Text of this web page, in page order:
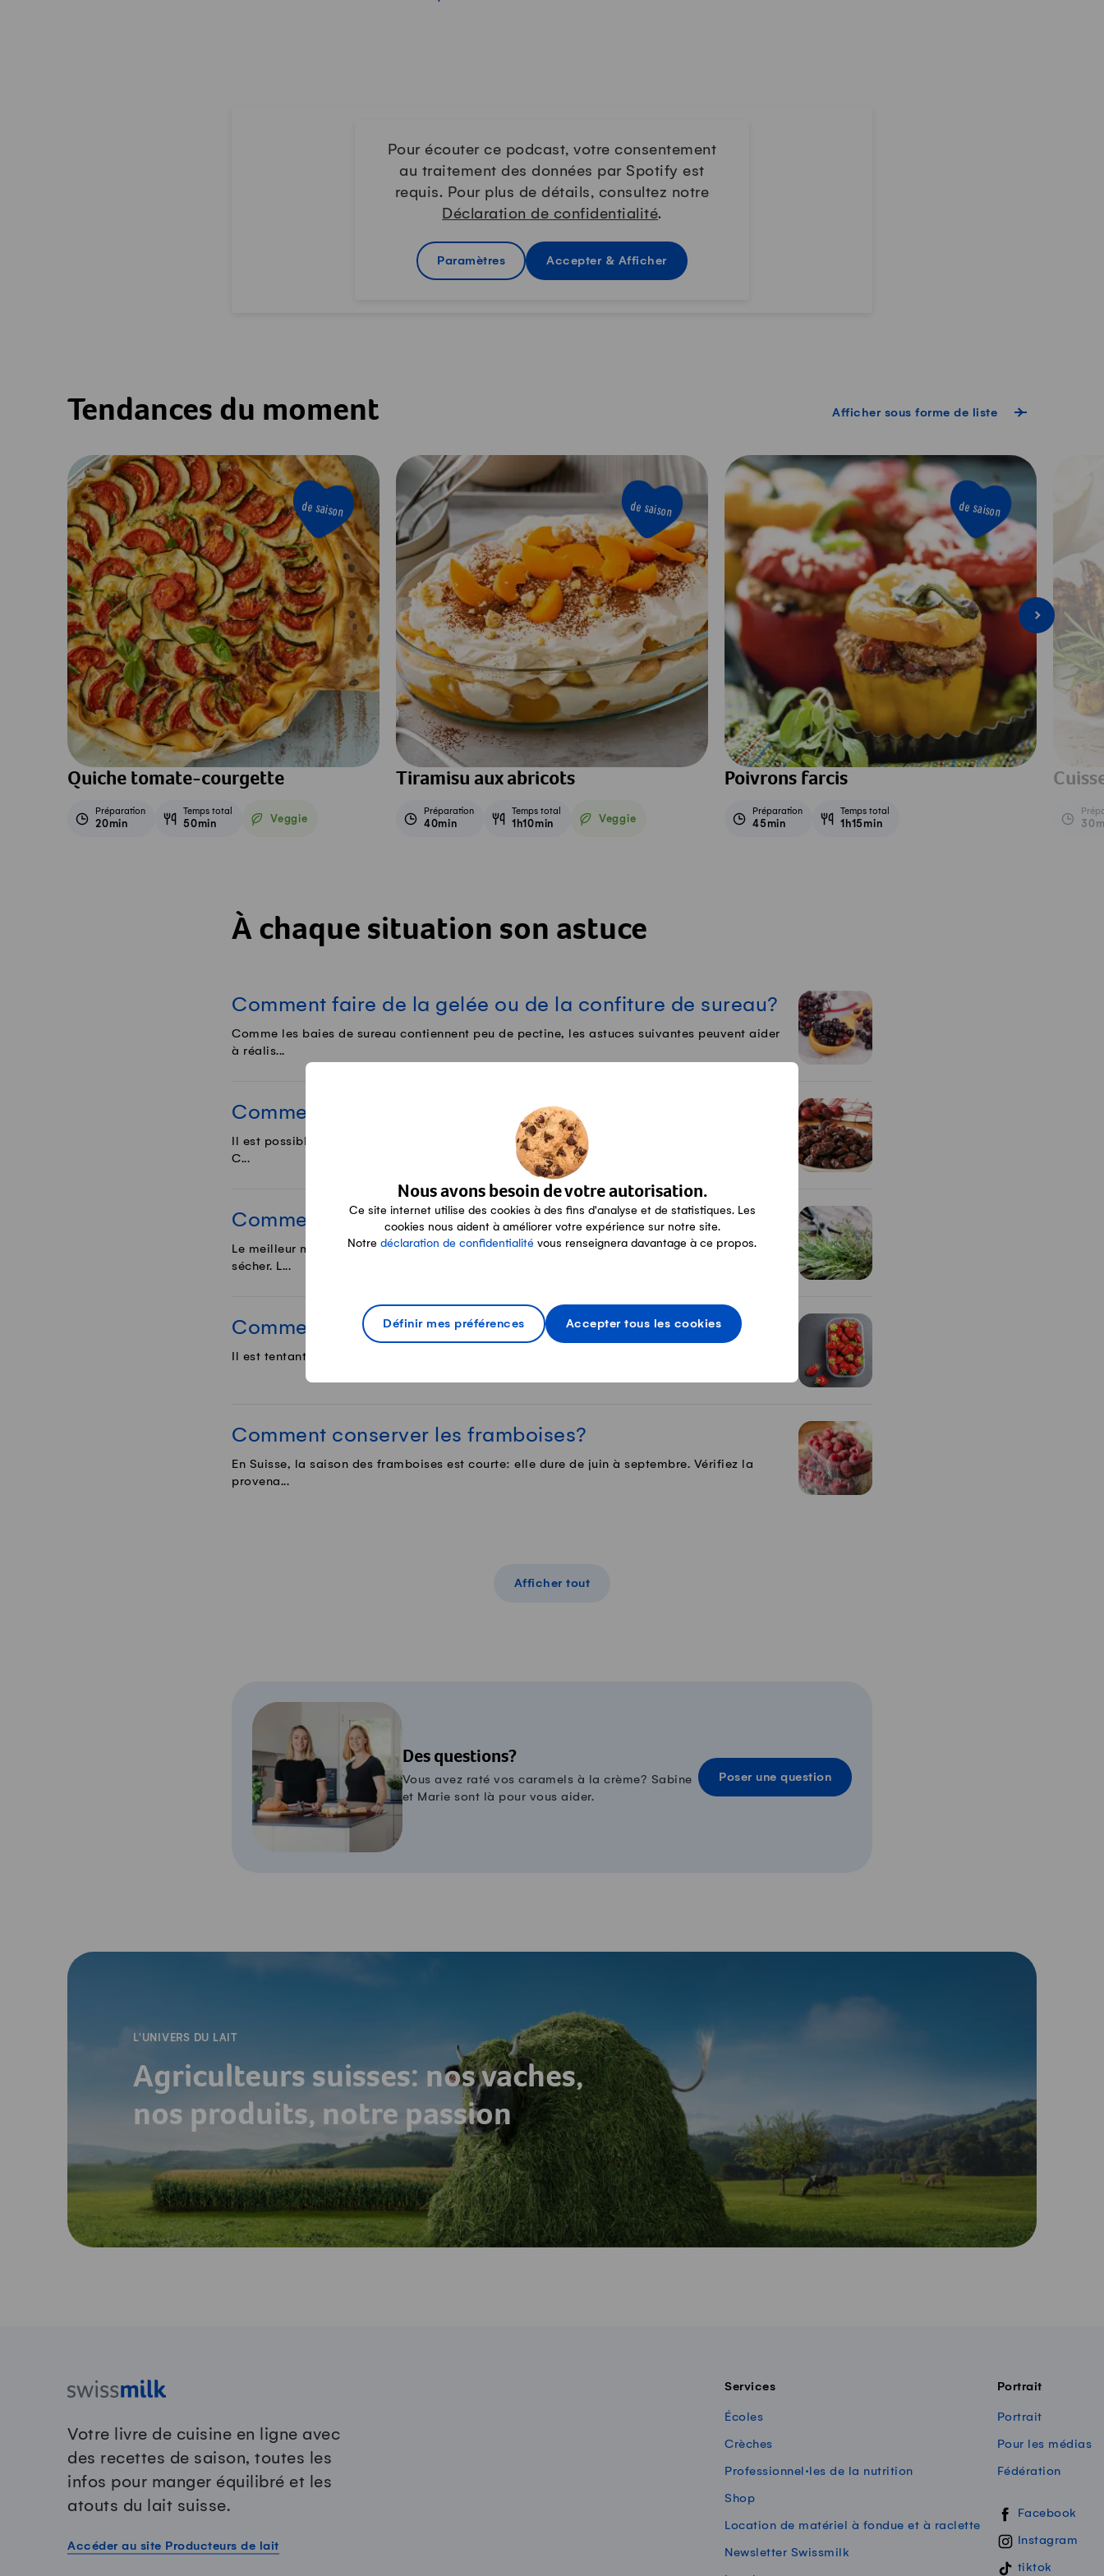
Nous avons besoin de votre autorisation.
Ce site internet utilise des cookies à des fins d'analyse et de statistiques. Les
cookies nous aident à améliorer votre expérience sur notre site.
Notre déclaration de confidentialité vous renseignera davantage à ce propos.
Définir mes préférences Accepter tous les cookies
Pour écouter ce podcast, votre consentement
au traitement des données par Spotify est
requis. Pour plus de détails, consultez notre
Déclaration de confidentialité.
Paramètres Accepter & Afficher
Tendances du moment Afficher sous forme de liste
de saison
Quiche tomate-courgette
Préparation
20min
Temps total
50min Veggie
Veggie
de saison
Tiramisu aux abricots
Préparation
40min
Temps total
1h10min Veggie
Veggie
de saison
Poivrons farcis
Préparation
45min
Temps total
1h15min
À chaque situation son astuce
Comment faire de la gelée ou de la confiture de sureau?
Comme les baies de sureau contiennent peu de pectine, les astuces suivantes peuvent aider
à réalis...
Comment conserver des cerises?
Il est possible de déshydrater des cerises afin de les conserver pour l'hiver. Séchage au four:
C...
Comment sécher des fines herbes?
Le meilleur moyen pour conserver certaines herbes aromatiques jusqu'à l'hiver est de les
sécher. L...
Comment conserver les fraises?
Il est tentant d'acheter des fraises étrangères, car elles arrivent plus tôt sur les étals que l...
Comment conserver les framboises?
En Suisse, la saison des framboises est courte: elle dure de juin à septembre. Vérifiez la
provena...
Afficher tout
Des questions?
Vous avez raté vos caramels à la crème? Sabine
et Marie sont là pour vous aider.
Poser une question
L'UNIVERS DU LAIT
Agriculteurs suisses: nos vaches,
nos produits, notre passion
Votre livre de cuisine en ligne avec
des recettes de saison, toutes les
infos pour manger équilibré et les
atouts du lait suisse.
Accéder au site Producteurs de lait
Services
Écoles
Crèches
Professionnel·les de la nutrition
Shop
Location de matériel à fondue et à raclette
Newsletter Swissmilk
Portrait
Portrait
Pour les médias
Fédération
Swissmilk sur les
Facebook
Instagram
tiktok